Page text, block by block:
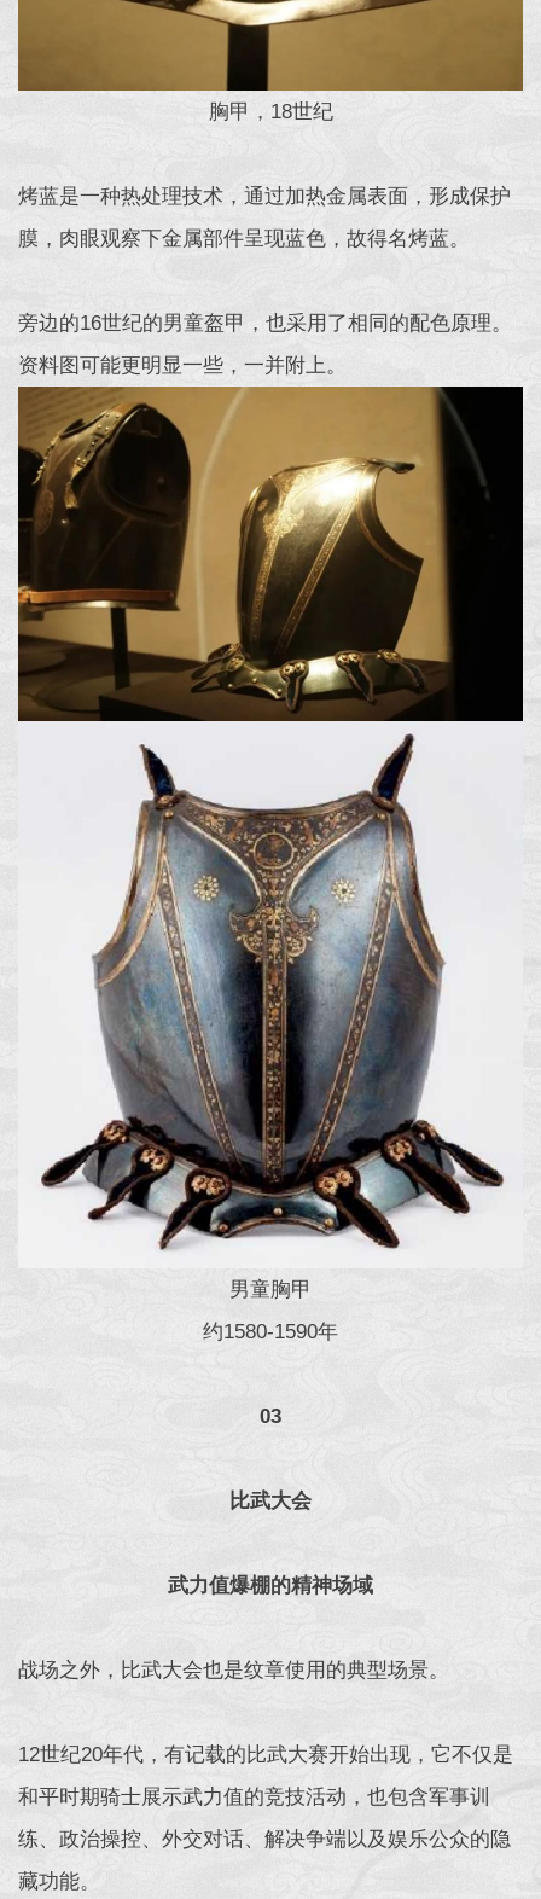
胸甲，18世纪
烤蓝是一种热处理技术，通过加热金属表面，形成保护
膜，肉眼观察下金属部件呈现蓝色，故得名烤蓝。
旁边的16世纪的男童盔甲，也采用了相同的配色原理。
资料图可能更明显一些，一并附上。
男童胸甲
约1580-1590年
03
比武大会
武力值爆棚的精神场域
战场之外，比武大会也是纹章使用的典型场景。
12世纪20年代，有记载的比武大赛开始出现，它不仅是
和平时期骑士展示武力值的竞技活动，也包含军事训
练、政治操控、外交对话、解决争端以及娱乐公众的隐
藏功能。